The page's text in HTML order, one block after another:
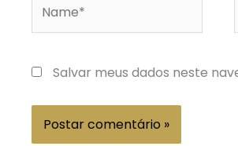
Salvar meus dados neste